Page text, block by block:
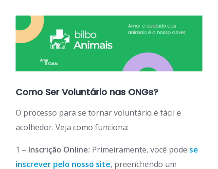
Como Ser Voluntário nas ONGs?
O processo para se tornar voluntário é fácil e
acolhedor. Veja como funciona:
1 – Inscrição Online: Primeiramente, você pode se
inscrever pelo nosso site, preenchendo um